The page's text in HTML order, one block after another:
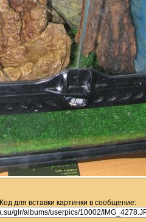
Код для вставки картинки в сообщение: